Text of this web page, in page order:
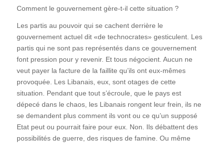
Comment le gouvernement gère-t-il cette situation ?
Les partis au pouvoir qui se cachent derrière le
gouvernement actuel dit «de technocrates» gesticulent. Les
partis qui ne sont pas représentés dans ce gouvernement
font pression pour y revenir. Et tous négocient. Aucun ne
veut payer la facture de la faillite qu’ils ont eux-mêmes
provoquée. Les Libanais, eux, sont otages de cette
situation. Pendant que tout s’écroule, que le pays est
dépecé dans le chaos, les Libanais rongent leur frein, ils ne
se demandent plus comment ils vont ou ce qu’un supposé
Etat peut ou pourrait faire pour eux. Non. Ils débattent des
possibilités de guerre, des risques de famine. Ou même